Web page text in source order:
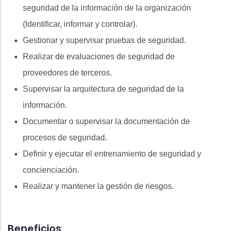
seguridad de la información de la organización
(Identificar, informar y controlar).
Gestionar y supervisar pruebas de seguridad.
Realizar de evaluaciones de seguridad de
proveedores de terceros.
Supervisar la arquitectura de seguridad de la
información.
Documentar o supervisar la documentación de
procesos de seguridad.
Definir y ejecutar el entrenamiento de seguridad y
concienciación.
Realizar y mantener la gestión de riesgos.